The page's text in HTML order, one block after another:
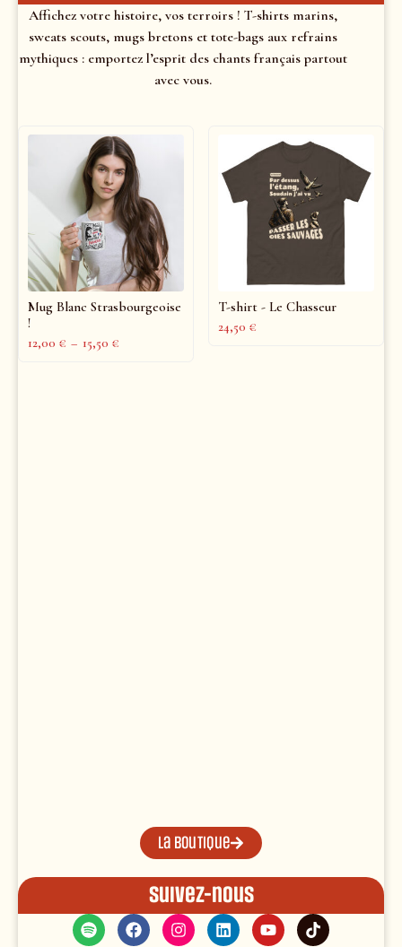
Affichez votre histoire, vos terroirs ! T-shirts marins,
sweats scouts, mugs bretons et tote-bags aux refrains
mythiques : emportez l’esprit des chants français partout
avec vous.
Mug Blanc Strasbourgeoise
!
12,00 € – 15,50 €
T-shirt - Le Chasseur
24,50 €
La boutique
Suivez-nous